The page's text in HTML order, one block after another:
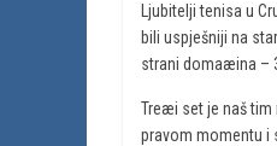
Ljubitelji tenisa u
bili uspješniji na
strani domaæina –
Treæi set je naš tim
pravom momentu i